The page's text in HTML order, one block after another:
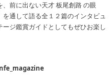
、前に出ない天才 板尾創路 の眼
を通して語る全１２篇のインタビュ
ージ鑑賞ガイドとしてもぜひお楽し